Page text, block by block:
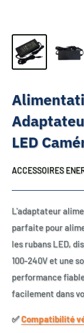
LED
ACCESSOIRES
L'adaptateur
parfaite pour
les rubans LED,
100-240V et une
performance
facilement dans
✅​Compatibilité